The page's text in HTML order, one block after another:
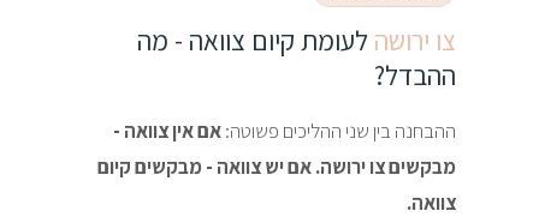
צו ירושה לעומת קיום צוואה - מה
ההבדל?
ההבחנה בין שני ההליכים פשוטה:אם אין צוואה -
מבקשים צו ירושה. אם יש צוואה - מבקשים קיום
צוואה.